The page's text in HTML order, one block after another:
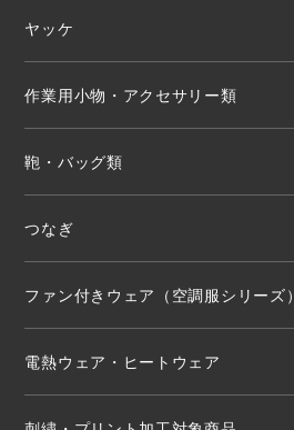
ヤッケ
作業用小物・アクセサリー類
鞄・バッグ類
つなぎ
ファン付きウェア（空調服シリーズ）
電熱ウェア・ヒートウェア